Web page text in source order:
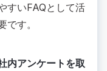
すいFAQとして活
す。
内アンケートを取